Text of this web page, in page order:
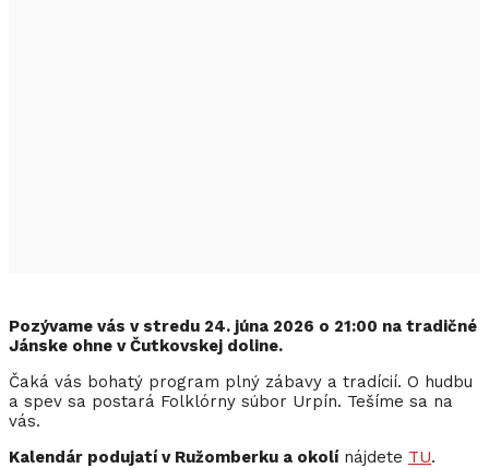
Pozývame vás v stredu 24. júna 2026 o 21:00 na tradičné
Jánske ohne v Čutkovskej doline.
Čaká vás bohatý program plný zábavy a tradícií. O hudbu
a spev sa postará Folklórny súbor Urpín. Tešíme sa na
vás.
Kalendár podujatí v Ružomberku a okolínájdete TU.